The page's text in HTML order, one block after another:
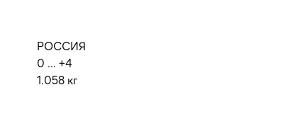
РОССИЯ
0 ... +4
1.058 кг